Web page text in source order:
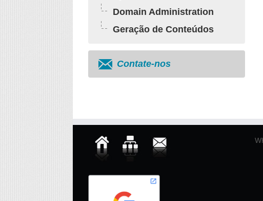
Domain Administration
Geração de Conteúdos
Contate-nos